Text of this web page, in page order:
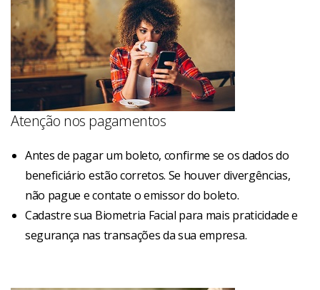
Atenção nos pagamentos
Antes de pagar um boleto, confirme se os dados do
beneficiário estão corretos. Se houver divergências,
não pague e contate o emissor do boleto.
Cadastre sua Biometria Facial para mais praticidade e
segurança nas transações da sua empresa.